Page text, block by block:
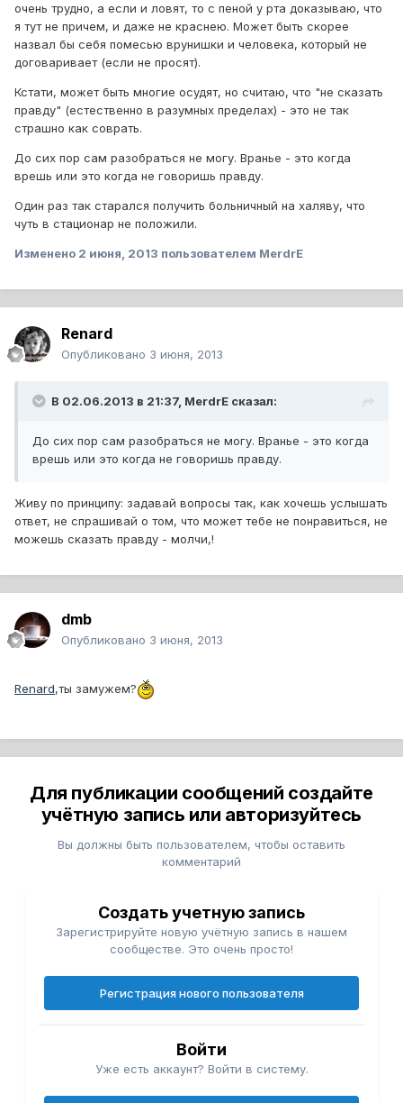
очень трудно, а если и ловят, то с пеной у рта доказываю, что
я тут не причем, и даже не краснею. Может быть скорее
назвал бы себя помесью врунишки и человека, который не
договаривает (если не просят).
Кстати, может быть многие осудят, но считаю, что "не сказать
правду" (естественно в разумных пределах) - это не так
страшно как соврать.
До сих пор сам разобраться не могу. Вранье - это когда
врешь или это когда не говоришь правду.
Один раз так старался получить больничный на халяву, что
чуть в стационар не положили.
Изменено 2 июня, 2013 пользователем MerdrE
Renard
Опубликовано 3 июня, 2013
В 02.06.2013 в 21:37, MerdrE сказал:
До сих пор сам разобраться не могу. Вранье - это когда
врешь или это когда не говоришь правду.
Живу по принципу: задавай вопросы так, как хочешь услышать
ответ, не спрашивай о том, что может тебе не понравиться, не
можешь сказать правду - молчи,!
dmb
Опубликовано 3 июня, 2013
Renard,ты замужем?
Для публикации сообщений создайте
учётную запись или авторизуйтесь
Вы должны быть пользователем, чтобы оставить
комментарий
Создать учетную запись
Зарегистрируйте новую учётную запись в нашем
сообществе. Это очень просто!
Регистрация нового пользователя
Войти
Уже есть аккаунт? Войти в систему.